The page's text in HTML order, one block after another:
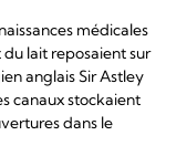
médicales
lait reposaient sur
anglais Sir Astley
canaux stockaient
dans le